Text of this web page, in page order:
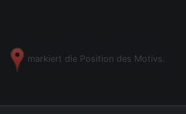
markiert die Position des Motivs.